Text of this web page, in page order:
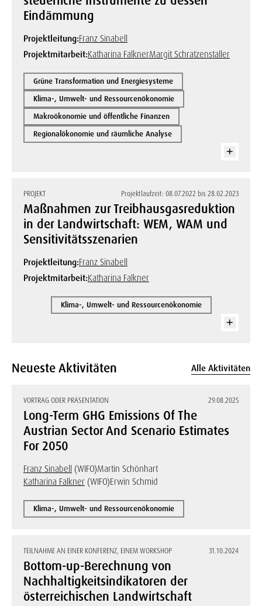
Eindämmung
Projektleitung:Franz Sinabell
Projektmitarbeit:Katharina FalknerMargit Schratzenstaller
Grüne Transformation und Energiesysteme
Klima-, Umwelt- und Ressourcenökonomie
Makroökonomie und öffentliche Finanzen
Regionalökonomie und räumliche Analyse
PROJEKT Projektlaufzeit: 08.07.2022 bis 28.02.2023
Maßnahmen zur Treibhausgasreduktion
in der Landwirtschaft: WEM, WAM und
Sensitivitätsszenarien
Projektleitung:Franz Sinabell
Projektmitarbeit:Katharina Falkner
Klima-, Umwelt- und Ressourcenökonomie
Neueste Aktivitäten Alle Aktivitäten
VORTRAG ODER PRÄSENTATION 29.08.2025
Long-Term GHG Emissions Of The
Austrian Sector And Scenario Estimates
For 2050
Franz Sinabell (WIFO)Martin Schönhart
Katharina Falkner (WIFO)Erwin Schmid
Klima-, Umwelt- und Ressourcenökonomie
TEILNAHME AN EINER KONFERENZ, EINEM WORKSHOP 31.10.2024
Bottom-up-Berechnung von
Nachhaltigkeitsindikatoren der
österreichischen Landwirtschaft